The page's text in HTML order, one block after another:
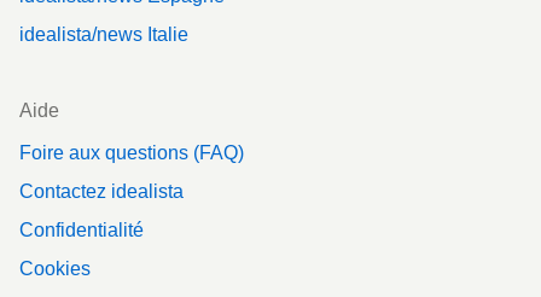
idealista/news Italie
Aide
Foire aux questions (FAQ)
Contactez idealista
Confidentialité
Cookies